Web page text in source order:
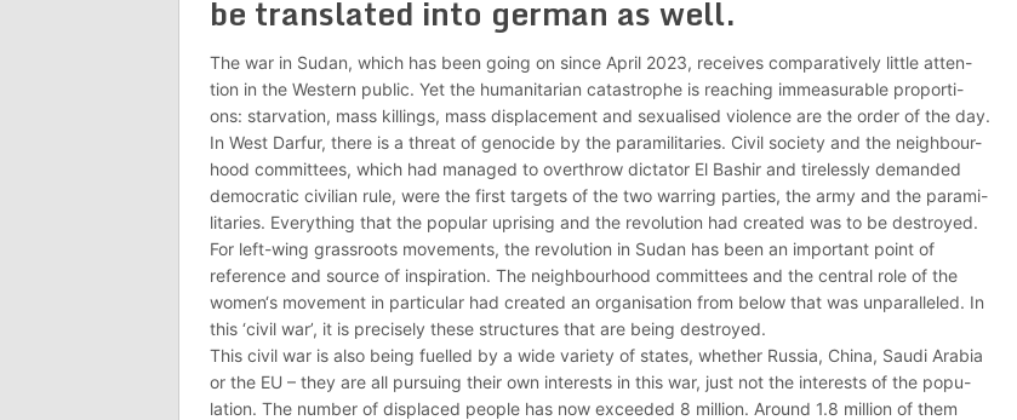
be translated into german as well.
The war in Sudan, which has been going on since April 2023, receives comparatively little atten-
tion in the Western public. Yet the humanitarian catastrophe is reaching immeasurable proporti-
ons: starvation, mass killings, mass displacement and sexualised violence are the order of the day.
In West Darfur, there is a threat of genocide by the paramilitaries. Civil society and the neighbour-
hood committees, which had managed to overthrow dictator El Bashir and tirelessly demanded
democratic civilian rule, were the first targets of the two warring parties, the army and the parami-
litaries. Everything that the popular uprising and the revolution had created was to be destroyed.
For left-wing grassroots movements, the revolution in Sudan has been an important point of
reference and source of inspiration. The neighbourhood committees and the central role of the
women‘s movement in particular had created an organisation from below that was unparalleled. In
this ‘civil war’, it is precisely these structures that are being destroyed.
This civil war is also being fuelled by a wide variety of states, whether Russia, China, Saudi Arabia
or the EU – they are all pursuing their own interests in this war, just not the interests of the popu-
lation. The number of displaced people has now exceeded 8 million. Around 1.8 million of them